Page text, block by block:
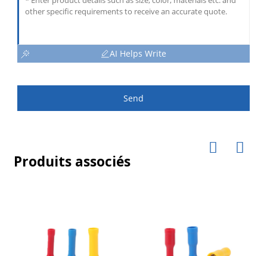
AI Helps Write
Send
Produits associés